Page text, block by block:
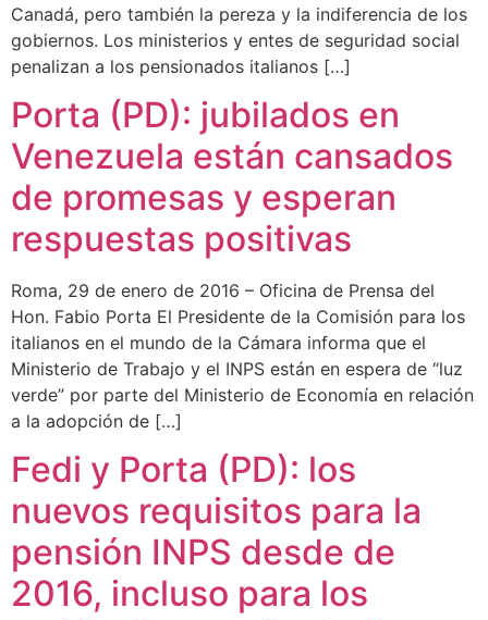
Canadá, pero también la pereza y la indiferencia de los
gobiernos. Los ministerios y entes de seguridad social
penalizan a los pensionados italianos […]
Porta (PD): jubilados en
Venezuela están cansados
de promesas y esperan
respuestas positivas
Roma, 29 de enero de 2016 – Oficina de Prensa del
Hon. Fabio Porta El Presidente de la Comisión para los
italianos en el mundo de la Cámara informa que el
Ministerio de Trabajo y el INPS están en espera de “luz
verde” por parte del Ministerio de Economía en relación
a la adopción de […]
Fedi y Porta (PD): los
nuevos requisitos para la
pensión INPS desde de
2016, incluso para los